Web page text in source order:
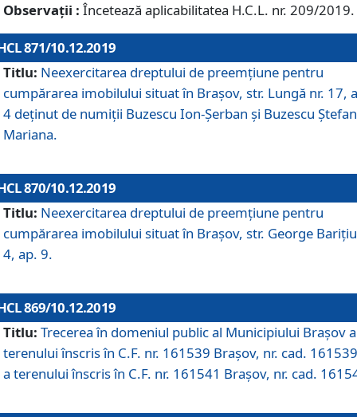
Observații : Încetează aplicabilitatea H.C.L. nr. 209/2019.
871/10.12.2019
Titlu: Neexercitarea dreptului de preemţiune pentru
cumpărarea imobilului situat în Braşov, str. Lungă nr. 17,
4 deţinut de numiţii Buzescu Ion-Şerban și Buzescu
Mariana.
870/10.12.2019
Titlu: Neexercitarea dreptului de preemţiune pentru
cumpărarea imobilului situat în Braşov, str. George
4, ap. 9.
869/10.12.2019
Titlu: Trecerea în domeniul public al Municipiului Braşov a
terenului înscris în C.F. nr. 161539 Brașov, nr. cad.
a terenului înscris în C.F. nr. 161541 Brașov, nr. cad.